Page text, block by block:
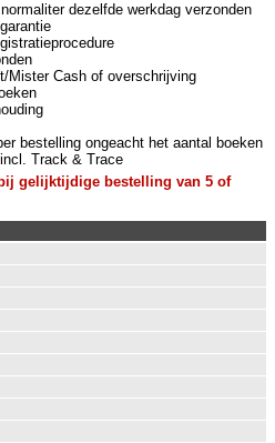
dezelfde werkdag verzonden
Mister Cash of overschrijving
bestelling ongeacht het aantal boeken
Track & Trace
gelijktijdige bestelling van 5 of